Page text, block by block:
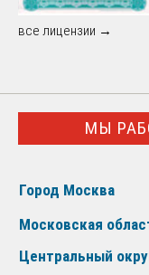
все лицензии →
МЫ
Город Москва
Московская
Центральный